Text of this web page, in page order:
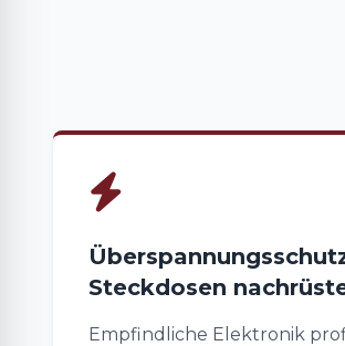
Steckdosen
Empfindliche Elektronik